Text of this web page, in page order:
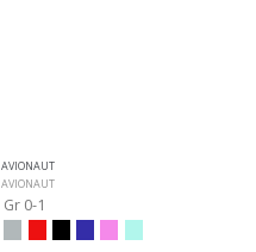
AVIONAUT
AVIONAUT
Gr 0-1